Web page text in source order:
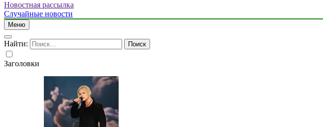
Новостная рассылка
Случайные новости
Меню
Найти:
Заголовки